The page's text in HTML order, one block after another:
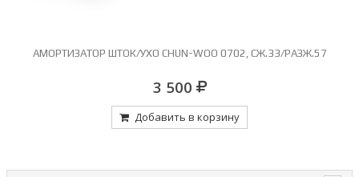
АМОРТИЗАТОР ШТОК/УХО CHUN-WOO 0702, СЖ.33/РАЗЖ.57
3 500
Добавить в корзину